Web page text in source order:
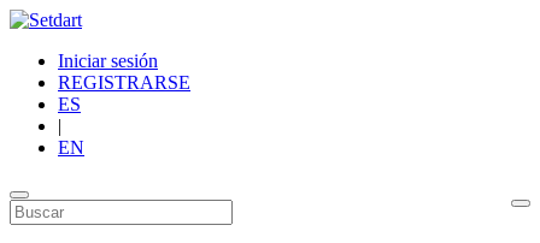
Iniciar sesión
REGISTRARSE
ES
|
EN